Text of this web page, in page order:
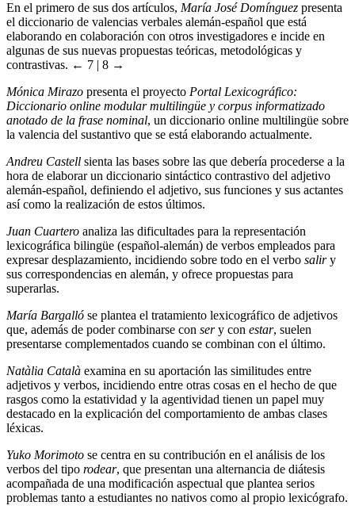
En el primero de sus dos artículos, María José Domínguez presenta
el diccionario de valencias verbales alemán-español que está
elaborando en colaboración con otros investigadores e incide en
algunas de sus nuevas propuestas teóricas, metodológicas y
contrastivas. ← 7 | 8 →
Mónica Mirazo presenta el proyecto Portal Lexicográfico:
Diccionario online modular multilingüe y corpus informatizado
anotado de la frase nominal, un diccionario online multilingüe sobre
la valencia del sustantivo que se está elaborando actualmente.
Andreu Castell sienta las bases sobre las que debería procederse a la
hora de elaborar un diccionario sintáctico contrastivo del adjetivo
alemán-español, definiendo el adjetivo, sus funciones y sus actantes
así como la realización de estos últimos.
Juan Cuartero analiza las dificultades para la representación
lexicográfica bilingüe (español-alemán) de verbos empleados para
expresar desplazamiento, incidiendo sobre todo en el verbo saliry
sus correspondencias en alemán, y ofrece propuestas para
superarlas.
María Bargalló se plantea el tratamiento lexicográfico de adjetivos
que, además de poder combinarse con sery con estar, suelen
presentarse complementados cuando se combinan con el último.
Natàlia Català examina en su aportación las similitudes entre
adjetivos y verbos, incidiendo entre otras cosas en el hecho de que
rasgos como la estatividad y la agentividad tienen un papel muy
destacado en la explicación del comportamiento de ambas clases
léxicas.
Yuko Morimoto se centra en su contribución en el análisis de los
verbos del tipo rodear, que presentan una alternancia de diátesis
acompañada de una modificación aspectual que plantea serios
problemas tanto a estudiantes no nativos como al propio lexicógrafo.